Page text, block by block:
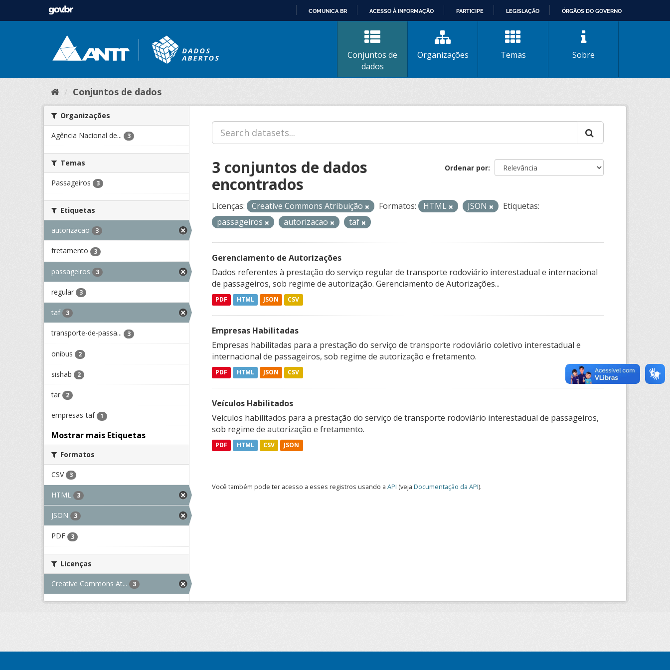
CONTEÚDO
COMUNICA BR ACESSO À INFORMAÇÃO PARTICIPE LEGISLAÇÃO ÓRGÃOS DO GOVERNO
Conjuntos de
dados
Organizações Temas Sobre
Conjuntos de dados
Organizações
Agência Nacional de... 3
Temas
Passageiros 3
Etiquetas
autorizacao 3
fretamento 3
passageiros 3
regular 3
taf 3
transporte-de-passa... 3
onibus 2
sishab 2
tar 2
empresas-taf 1
Mostrar mais Etiquetas
Formatos
CSV 3
HTML 3
JSON 3
PDF 3
Licenças
Creative Commons At... 3
Ordenar por
3 conjuntos de dados
encontrados
Licenças: Creative Commons Atribuição Formatos: HTML JSON
Etiquetas:
passageiros
autorizacao taf
Gerenciamento de Autorizações
Dados referentes à prestação do serviço regular de transporte rodoviário interestadual e internacional
de passageiros, sob regime de autorização. Gerenciamento de Autorizações...
PDF HTML JSON CSV
Empresas Habilitadas
Empresas habilitadas para a prestação do serviço de transporte rodoviário coletivo interestadual e
internacional de passageiros, sob regime de autorização e fretamento.
PDF HTML JSON CSV
Veículos Habilitados
Veículos habilitados para a prestação do serviço de transporte rodoviário interestadual de passageiros,
sob regime de autorização e fretamento.
PDF HTML CSV JSON
Você também pode ter acesso a esses registros usando a API (veja Documentação da API).